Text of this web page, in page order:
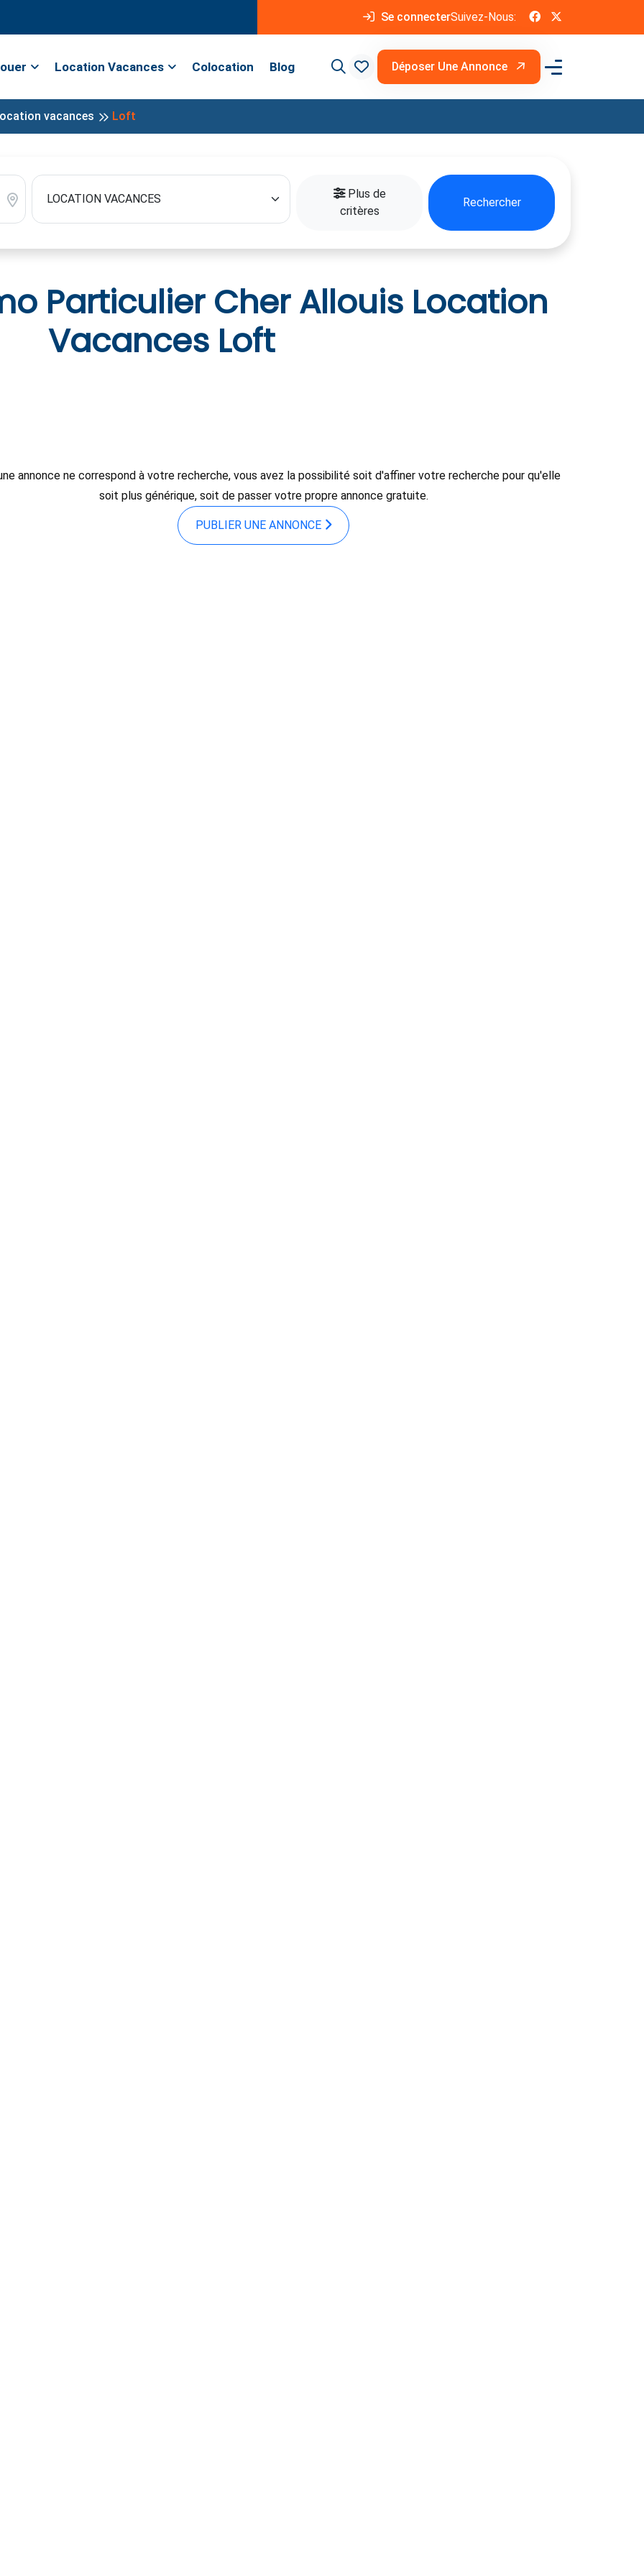
Se connecterSuivez-Nous:
Location Vacances Colocation Blog Déposer Une Annonce
vacances Loft
Plus de
critères
Rechercher
Particulier Cher Allouis Location
Vacances Loft
annonce ne correspond à votre recherche, vous avez la possibilité soit d'affiner votre recherche pour qu'elle
soit plus générique, soit de passer votre propre annonce gratuite.
PUBLIER UNE ANNONCE